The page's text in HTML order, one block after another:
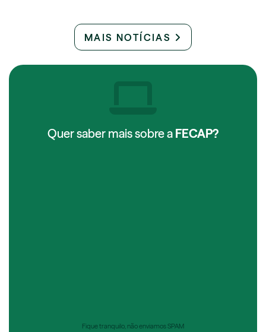
MAIS NOTÍCIAS
Quer saber mais sobre a FECAP?
Fique tranquilo, não enviamos SPAM